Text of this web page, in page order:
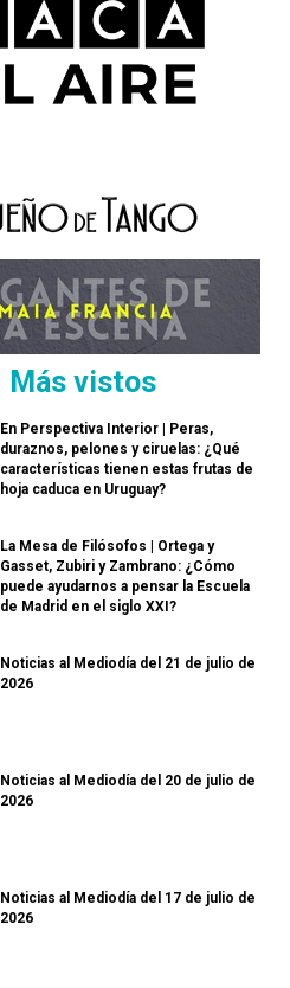
Más vistos
En Perspectiva Interior | Peras,
duraznos, pelones y ciruelas: ¿Qué
características tienen estas frutas de
hoja caduca en Uruguay?
La Mesa de Filósofos | Ortega y
Gasset, Zubiri y Zambrano: ¿Cómo
puede ayudarnos a pensar la Escuela
de Madrid en el siglo XXI?
Noticias al Mediodía del 21 de julio de
2026
Noticias al Mediodía del 20 de julio de
2026
Noticias al Mediodía del 17 de julio de
2026